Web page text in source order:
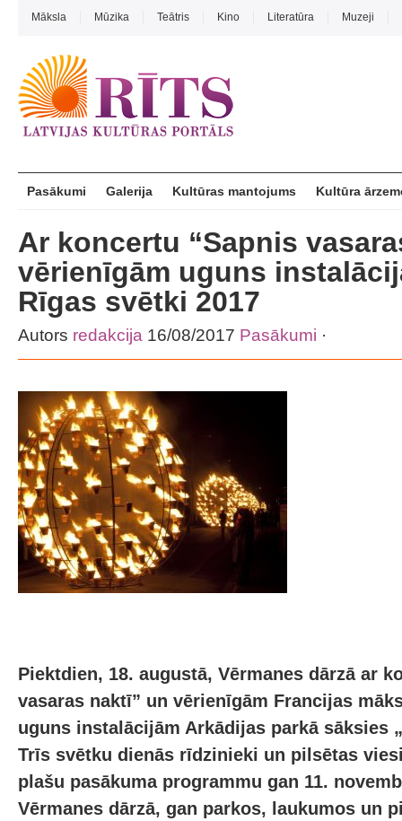
Māksla Mūzika Teātris Kino Literatūra Muzeji
Pasākumi Galerija Kultūras mantojums Kultūra
Ar koncertu “Sapnis
vērienīgām uguns
Rīgas svētki 2017
Autors redakcija 16/08/2017 Pasākumi ·
Piektdien, 18. augustā, Vērmanes dārzā ar
vasaras naktī” un vērienīgām Francijas
uguns instalācijām Arkādijas parkā sāksies
Trīs svētku dienās rīdzinieki un pilsētas
plašu pasākuma programmu gan 11.
Vērmanes dārzā, gan parkos, laukumos un